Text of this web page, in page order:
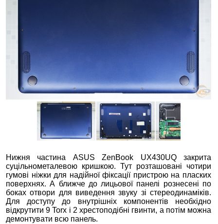
Нижня частина ASUS ZenBook UX430UQ закрита
суцільнометалевою кришкою. Тут розташовані чотири
гумові ніжки для надійної фіксації пристрою на пласких
поверхнях. А ближче до лицьової панелі рознесені по
боках отвори для виведення звуку зі стереодинаміків.
Для доступу до внутрішніх компонентів необхідно
відкрутити 9 Torx і 2 хрестоподібні гвинти, а потім можна
демонтувати всю панель.